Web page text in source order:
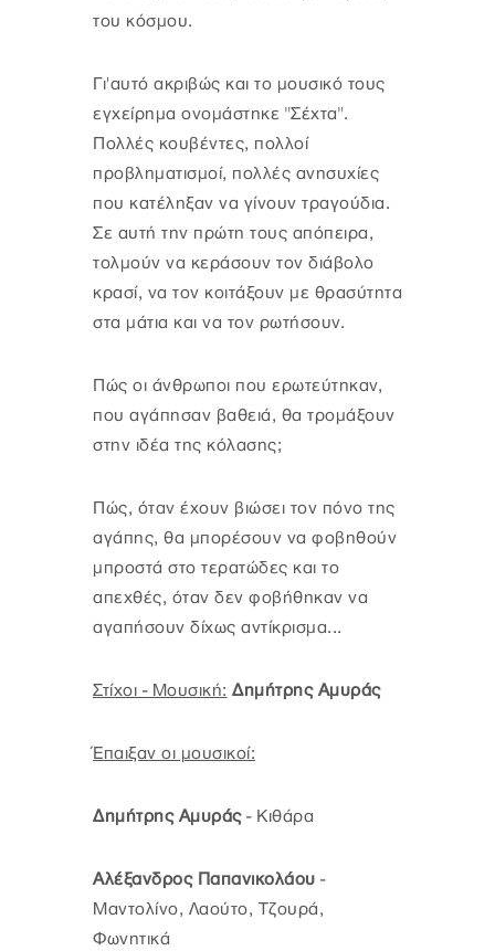
του κόσμου.
Γι'αυτό ακριβώς και το μουσικό τους
εγχείρημα ονομάστηκε "Σέχτα".
Πολλές κουβέντες, πολλοί
προβληματισμοί, πολλές ανησυχίες
που κατέληξαν να γίνουν τραγούδια.
Σε αυτή την πρώτη τους απόπειρα,
τολμούν να κεράσουν τον διάβολο
κρασί, να τον κοιτάξουν με θρασύτητα
στα μάτια και να τον ρωτήσουν.
Πώς οι άνθρωποι που ερωτεύτηκαν,
που αγάπησαν βαθειά, θα τρομάξουν
στην ιδέα της κόλασης;
Πώς, όταν έχουν βιώσει τον πόνο της
αγάπης, θα μπορέσουν να φοβηθούν
μπροστά στο τερατώδες και το
απεχθές, όταν δεν φοβήθηκαν να
αγαπήσουν δίχως αντίκρισμα...
Στίχοι - Μουσική: Δημήτρης Αμυράς
Έπαιξαν οι μουσικοί:
Δημήτρης Αμυράς- Κιθάρα
Αλέξανδρος Παπανικολάου -
Μαντολίνο, Λαούτο, Τζουρά,
Φωνητικά